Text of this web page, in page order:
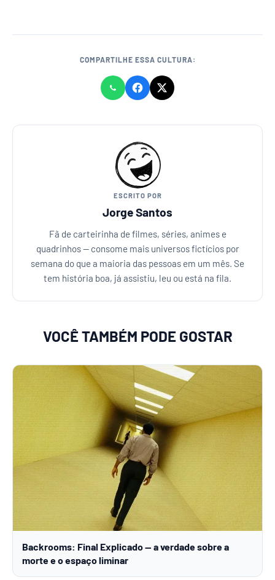
COMPARTILHE ESSA CULTURA:
ESCRITO POR
Jorge Santos
Fã de carteirinha de filmes, séries, animes e
quadrinhos — consome mais universos fictícios por
semana do que a maioria das pessoas em um mês. Se
tem história boa, já assistiu, leu ou está na fila.
VOCÊ TAMBÉM PODE GOSTAR
Backrooms: Final Explicado — a verdade sobre a
morte e o espaço liminar